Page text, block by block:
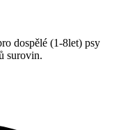
dospělé (1-8let) psy
surovin.